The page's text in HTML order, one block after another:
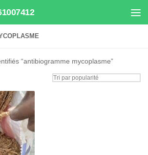
“antibiogramme mycoplasme”